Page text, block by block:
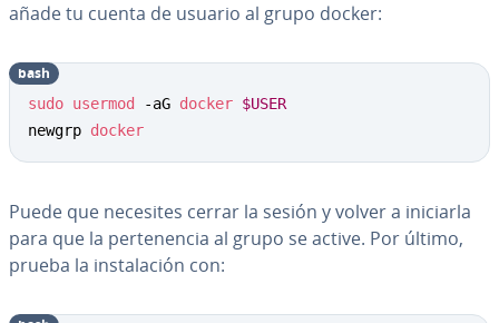
añade tu cuenta de usuario al grupo docker:
sudo usermod -aG docker $USER
newgrp docker
bash
Puede que necesites cerrar la sesión y volver a iniciarla
para que la pe­r­te­ne­n­cia al grupo se active. Por último,
prueba la in­s­ta­la­ción con: